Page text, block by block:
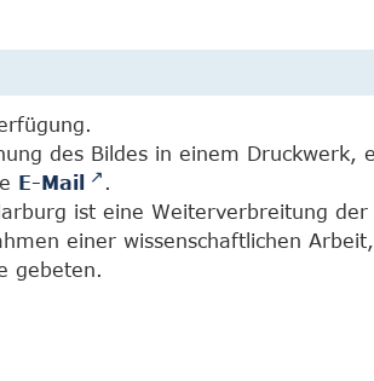
des Bildes in einem Druckwerk,
E-Mail
.
ist eine Weiterverbreitung
einer wissenschaftlichen
gebeten.